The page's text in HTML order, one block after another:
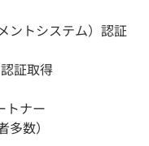
ントシステム）認証
証取得
トナー
数）